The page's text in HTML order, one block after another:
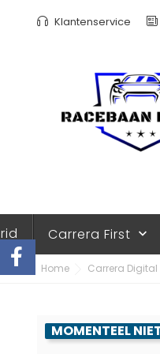
Klantenservice
Carrera First keyboard_arrow_down
Home Carrera Digital
MOMENTEEL